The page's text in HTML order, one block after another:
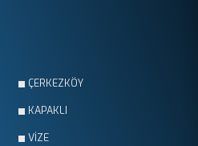
ÇERKEZKÖY
KAPAKLI
VİZE